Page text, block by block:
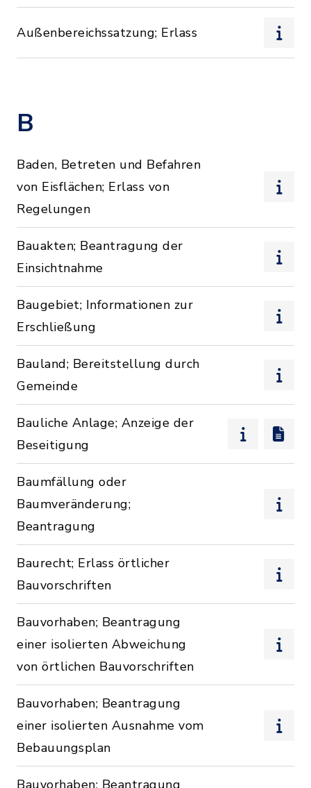
Außenbereichssatzung; Erlass
B
Baden, Betreten und Befahren
von Eisflächen; Erlass von
Regelungen
Bauakten; Beantragung der
Einsichtnahme
Baugebiet; Informationen zur
Erschließung
Bauland; Bereitstellung durch
Gemeinde
Bauliche Anlage; Anzeige der
Beseitigung
Baumfällung oder
Baumveränderung;
Beantragung
Baurecht; Erlass örtlicher
Bauvorschriften
Bauvorhaben; Beantragung
einer isolierten Abweichung
von örtlichen Bauvorschriften
Bauvorhaben; Beantragung
einer isolierten Ausnahme vom
Bebauungsplan
Bauvorhaben; Beantragung